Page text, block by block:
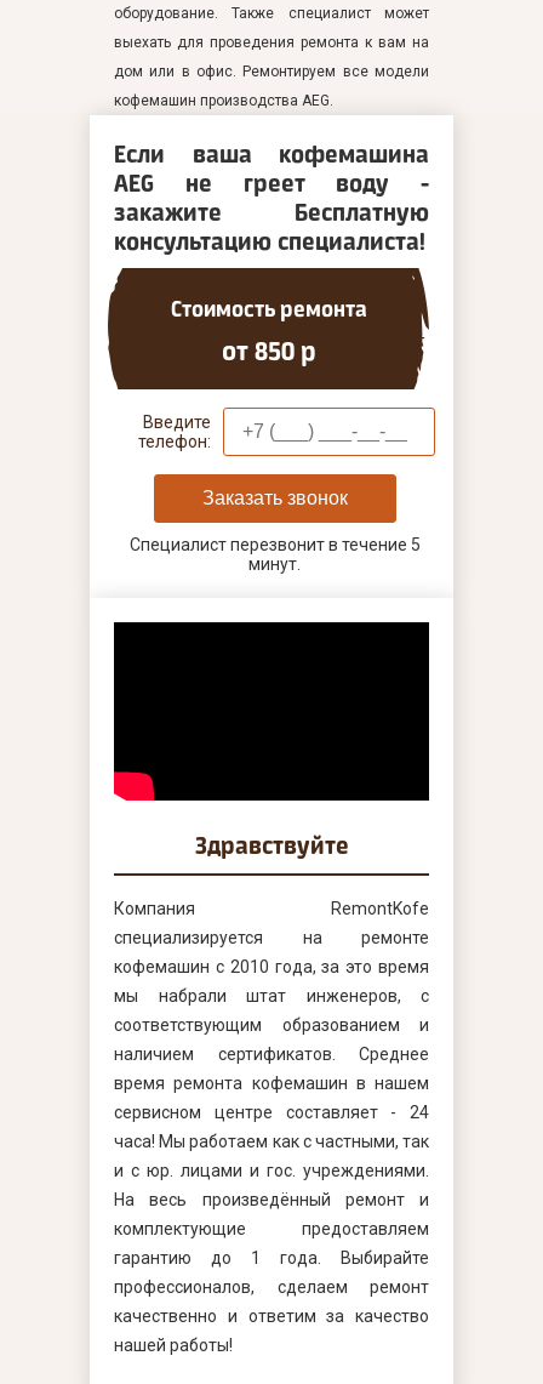
оборудование. Также специалист может
выехать для проведения ремонта к вам на
дом или в офис. Ремонтируем все модели
кофемашин производства AEG.
Если ваша кофемашина
AEG не греет воду -
закажите Бесплатную
консультацию специалиста!
Стоимость ремонта
от 850 р
Введите
телефон:
Заказать звонок
Специалист перезвонит в течение 5
минут.
Здравствуйте
Компания RemontKofe
специализируется на ремонте
кофемашин с 2010 года, за это время
мы набрали штат инженеров, с
соответствующим образованием и
наличием сертификатов. Среднее
время ремонта кофемашин в нашем
сервисном центре составляет - 24
часа! Мы работаем как с частными, так
и с юр. лицами и гос. учреждениями.
На весь произведённый ремонт и
комплектующие предоставляем
гарантию до 1 года. Выбирайте
профессионалов, сделаем ремонт
качественно и ответим за качество
нашей работы!